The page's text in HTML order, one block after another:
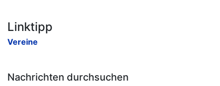
Linktipp
Vereine
Nachrichten durchsuchen